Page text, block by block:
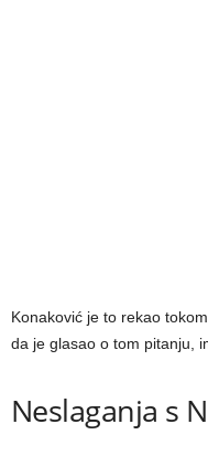
Konaković je to rekao
da je glasao o tom pitanju,
Neslaganja s